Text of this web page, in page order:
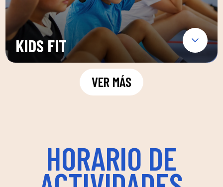
KIDS FIT
VER MÁS
HORARIO DE